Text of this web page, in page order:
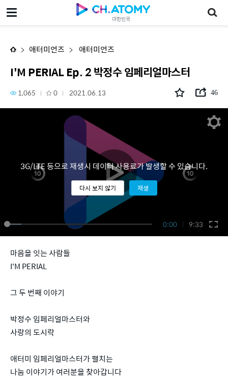
대한민국
I'M PERIAL Ep. 2 박정수 임페리얼마스터
애터미언즈 애터미언즈
I'M PERIAL Ep. 2 박정수 임페리얼마스터
1,065 0 2021.06.13 46
0:00 9:33
3G/LTE 등으로 재생시 데이터 사용료가 발생할 수 있습니다.
다시 보지 않기 재생
마음을 잇는 사람들
I'M PERIAL
그 두 번째 이야기
박정수 임페리얼마스터와
사랑의 도시락
애터미 임페리얼마스터가 펼치는
나눔 이야기가 여러분을 찾아갑니다